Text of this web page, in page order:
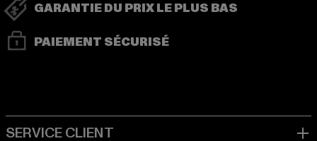
GARANTIE DU PRIX LE PLUS BAS
PAIEMENT SÉCURISÉ